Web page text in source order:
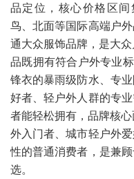
品定位，核心价格区
鸟、北面等国际高端户
通大众服饰品牌，是大
品既拥有符合户外专业
锋衣的暴雨级防水、专
好者、轻户外人群的专
者能轻松拥有，品牌核
外入门者、城市轻户外
性的普通消费者，是兼
选。